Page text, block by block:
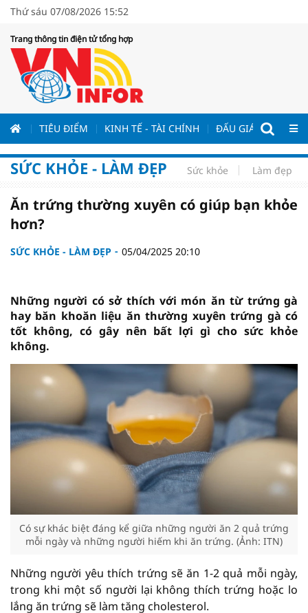
Thứ sáu 07/08/2026 15:52
Trang thông tin điện tử tổng hợp
TIÊU ĐIỂM KINH TẾ - TÀI CHÍNH ĐẤU GIÁ - ĐẤU
SỨC KHỎE - LÀM ĐẸP Sức khỏe Làm đẹp
Ăn trứng thường xuyên có giúp bạn khỏe
hơn?
SỨC KHỎE - LÀM ĐẸP 05/04/2025 20:10
Những người có sở thích với món ăn từ trứng gà
hay băn khoăn liệu ăn thường xuyên trứng gà có
tốt không, có gây nên bất lợi gì cho sức khỏe
không.
Có sự khác biệt đáng kể giữa những người ăn 2 quả trứng
mỗi ngày và những người hiếm khi ăn trứng. (Ảnh: ITN)
Những người yêu thích trứng sẽ ăn 1-2 quả mỗi ngày,
trong khi một số người lại không thích trứng hoặc lo
lắng ăn trứng sẽ làm tăng cholesterol.